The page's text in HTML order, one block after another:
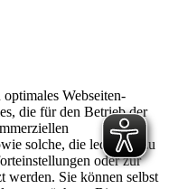
Webseiten-
die für den Betrieb der
solche, die lediglich zu
oder zur
werden. Sie können selbst